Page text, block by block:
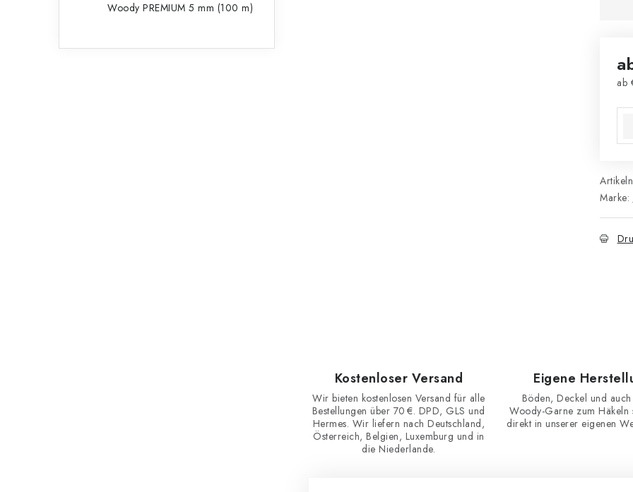
Woody PREMIUM 5 mm (100 m)
ab
Marke:
Kostenloser Versand
Wir bieten kostenlosen Versand für alle
Bestellungen über 70 €. DPD, GLS und
Hermes. Wir liefern nach Deutschland,
Österreich, Belgien, Luxemburg und in
die Niederlande.
Eigene
Böden, Deckel und
Woody-Garne zum Häkeln
direkt in unserer eigenen